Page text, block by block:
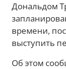
Дональдом
времени,
выступить
Об этом